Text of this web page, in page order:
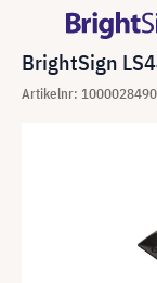
BrightSign
Artikelnr: 1000028490